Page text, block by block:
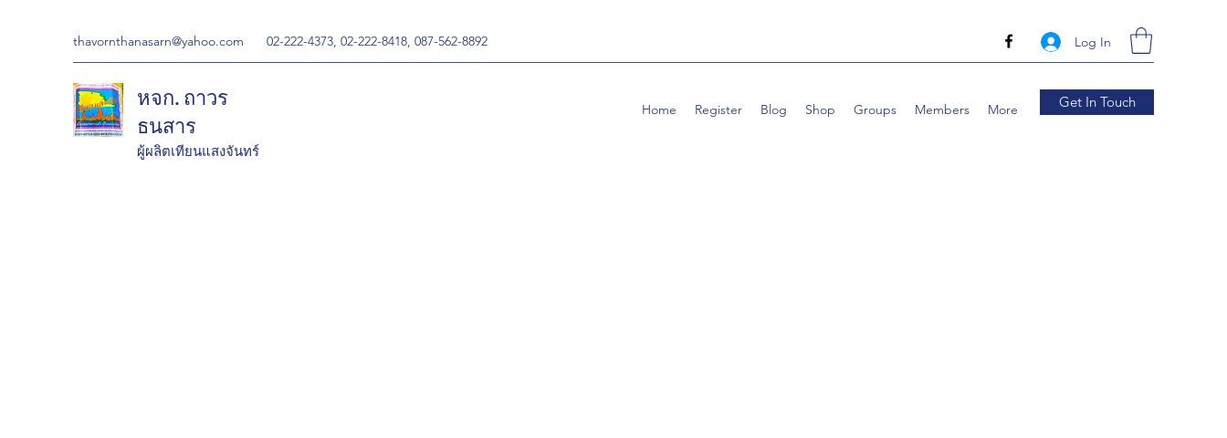
thavornthanasarn@yahoo.com 02-222-4373, 02-222-8418, 087-562-8892 Log In
หจก. ถาวร
ธนสาร
ผู้ผลิตเทียนแสงจันทร์
Home Register Blog Shop Groups Members More Get In Touch